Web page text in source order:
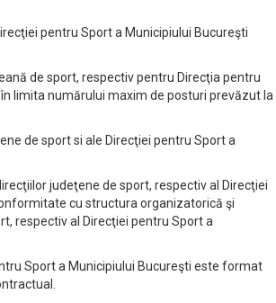
pentru Sport a Municipiului Bucureşti
de sport, respectiv pentru Direcţia pentru
limita numărului maxim de posturi prevăzut la
de sport si ale Direcţiei pentru Sport a
judeţene de sport, respectiv al Direcţiei
cu structura organizatorică şi
respectiv al Direcţiei pentru Sport a
Sport a Municipiului Bucureşti este format